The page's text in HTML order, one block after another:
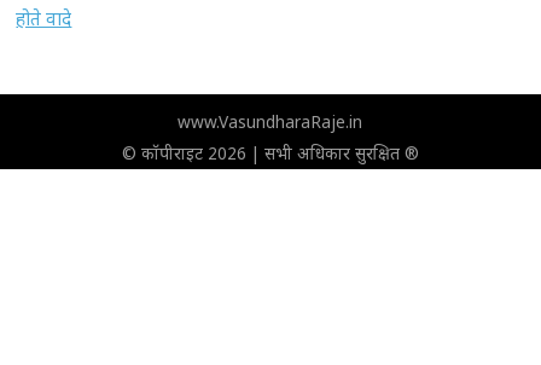
होते वादे
www.VasundharaRaje.in
© कॉपीराइट 2026 | सभी अधिकार सुरक्षित ®